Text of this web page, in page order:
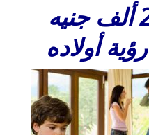
تغريم مطلقة 20 ألف جنيه
أولاده